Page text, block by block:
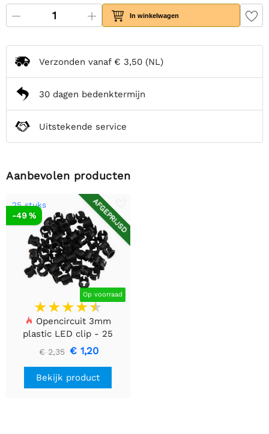
In winkelwagen
Verzonden vanaf € 3,50 (NL)
30 dagen bedenktermijn
Uitstekende service
Aanbevolen producten
AFGEPRIJSD
25 stuks
Op voorraad
-49 %
Opencircuit 3mm
plastic LED clip - 25
stuks
€ 2,35 € 1,20
Bekijk product